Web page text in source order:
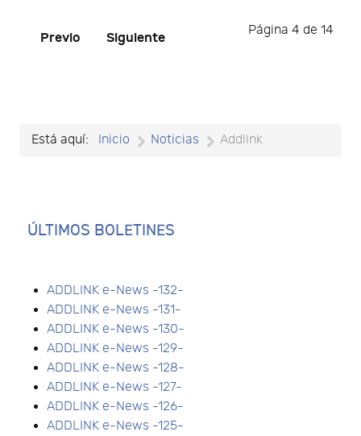
Página 4 de 14
Previo Siguiente
Está aquí: Inicio Noticias Addlink
ÚLTIMOS BOLETINES
ADDLINK e-News -132-
ADDLINK e-News -131-
ADDLINK e-News -130-
ADDLINK e-News -129-
ADDLINK e-News -128-
ADDLINK e-News -127-
ADDLINK e-News -126-
ADDLINK e-News -125-